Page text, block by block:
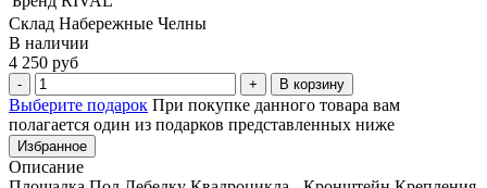
Склад Набережные Челны
В наличии
4 250 руб
В корзину
Выберите подарок При покупке данного товара вам
полагается один из подарков представленных ниже
Избранное
Описание